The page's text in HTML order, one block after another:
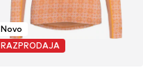
Novo
RAZPRODAJA